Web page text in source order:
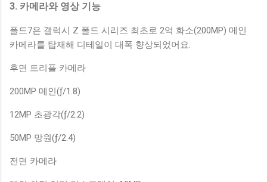
3. 카메라와 영상 기능
폴드7은 갤럭시 Z 폴드 시리즈 최초로 2억 화소(200MP) 메인
카메라를 탑재해 디테일이 대폭 향상되었어요.
후면 트리플 카메라
200MP 메인(ƒ/1.8)
12MP 초광각(ƒ/2.2)
50MP 망원(ƒ/2.4)
전면 카메라